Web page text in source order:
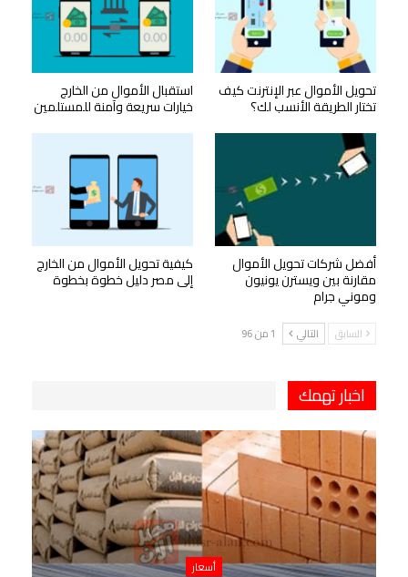
تحويل الأموال عبر الإنترنت كيف
تختار الطريقة الأنسب لك؟
استقبال الأموال من الخارج
خيارات سريعة وآمنة للمستلمين
أفضل شركات تحويل الأموال
مقارنة بين ويسترن يونيون
وموني جرام
كيفية تحويل الأموال من الخارج
إلى مصر دليل خطوة بخطوة
السابق التالي 1 من 96
اخبار تهمك
أسعار